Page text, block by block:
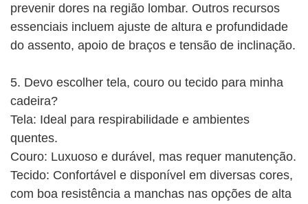
prevenir dores na região lombar. Outros recursos
essenciais incluem ajuste de altura e profundidade
do assento, apoio de braços e tensão de inclinação.
5. Devo escolher tela, couro ou tecido para minha
cadeira?
Tela: Ideal para respirabilidade e ambientes
quentes.
Couro: Luxuoso e durável, mas requer manutenção.
Tecido: Confortável e disponível em diversas cores,
com boa resistência a manchas nas opções de alta